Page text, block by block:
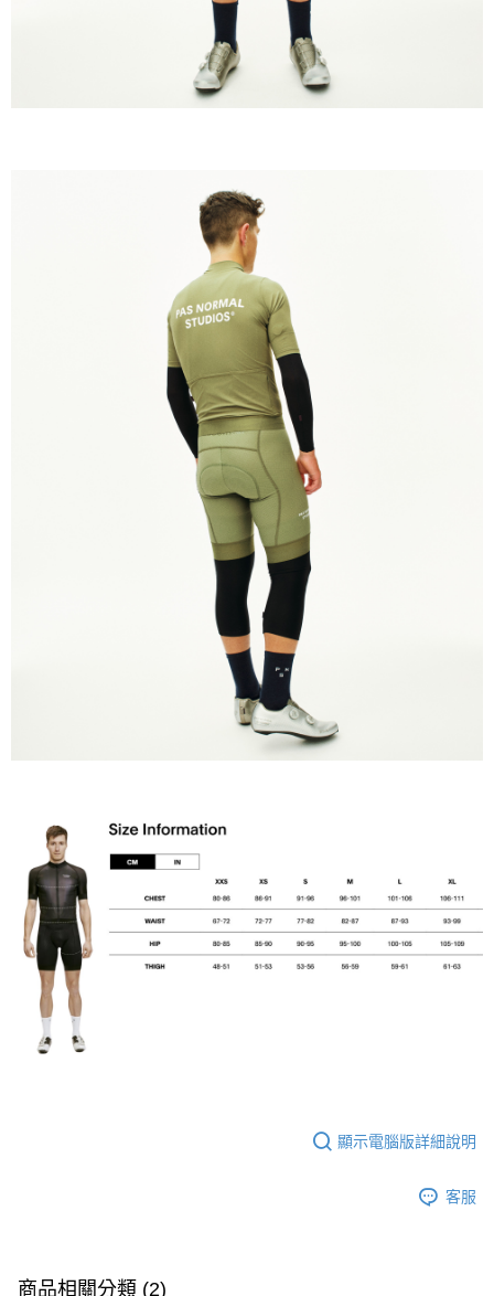
顯示電腦版詳細說明
客服
商品相關分類 (2)